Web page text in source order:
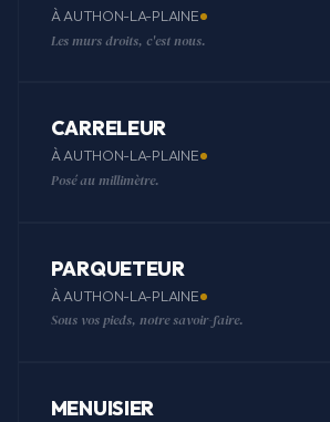
À AUTHON-LA-PLAINE
Les murs droits, c'est nous.
CARRELEUR
À AUTHON-LA-PLAINE
Posé au millimètre.
PARQUETEUR
À AUTHON-LA-PLAINE
Sous vos pieds, notre savoir-faire.
MENUISIER